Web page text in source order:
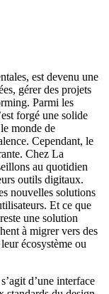
est devenu une
gérer des projets
Parmi les
forgé une solide
monde de
Cependant, le
Chez La
au quotidien
outils digitaux.
nouvelles solutions
Et ce que
une solution
à migrer vers des
écosystème ou
d’une interface